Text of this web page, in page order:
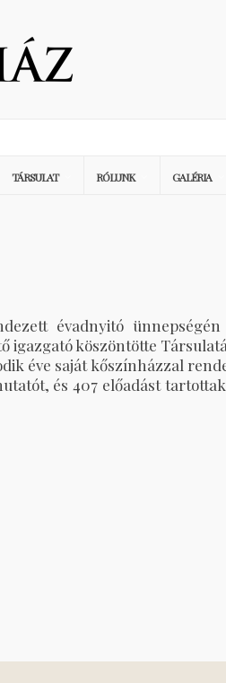
TÁRSULAT RÓLUNK GALÉRIA
évadnyitó
igazgató köszöntötte
éve saját kőszínházzal
és 407 előadást